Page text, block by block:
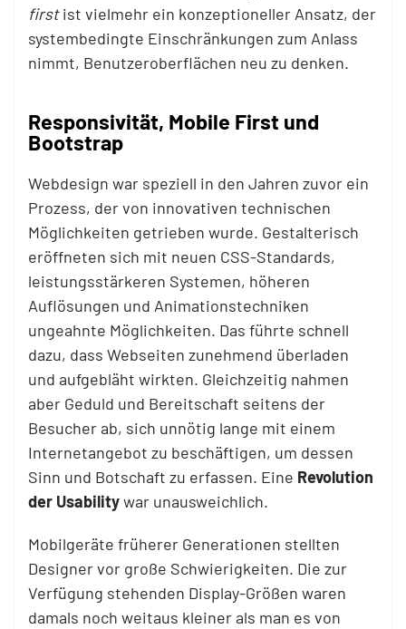
firstist vielmehr ein konzeptioneller Ansatz, der
systembedingte Einschränkungen zum Anlass
nimmt, Benutzeroberflächen neu zu denken.
Responsivität, Mobile First und
Bootstrap
Webdesign war speziell in den Jahren zuvor ein
Prozess, der von innovativen technischen
Möglichkeiten getrieben wurde. Gestalterisch
eröffneten sich mit neuen CSS-Standards,
leistungsstärkeren Systemen, höheren
Auflösungen und Animationstechniken
ungeahnte Möglichkeiten. Das führte schnell
dazu, dass Webseiten zunehmend überladen
und aufgebläht wirkten. Gleichzeitig nahmen
aber Geduld und Bereitschaft seitens der
Besucher ab, sich unnötig lange mit einem
Internetangebot zu beschäftigen, um dessen
Sinn und Botschaft zu erfassen. Eine Revolution
der Usabilitywar unausweichlich.
Mobilgeräte früherer Generationen stellten
Designer vor große Schwierigkeiten. Die zur
Verfügung stehenden Display-Größen waren
damals noch weitaus kleiner als man es von